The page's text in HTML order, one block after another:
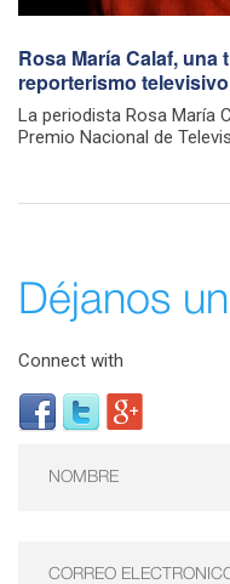
Rosa María Calaf,
reporterismo televisivo
La periodista Rosa María
Premio Nacional de
Déjanos
Connect with